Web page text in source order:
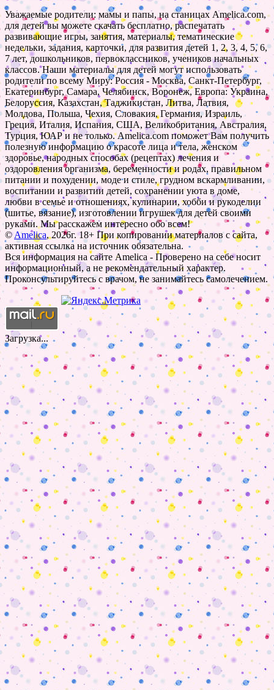
Уважаемые родители: мамы и папы, на станицах Amelica.com,
для детей вы можете скачать бесплатно, распечатать
развивающие игры, занятия, материалы, тематические
недельки, задания, карточки, для развития детей 1, 2, 3, 4, 5, 6,
7 лет, дошкольников, первоклассников, учеников начальных
классов. Наши материалы для детей могут использовать
родители по всему Миру: Россия - Москва, Санкт-Петербург,
Екатеринбург, Самара, Челябинск, Воронеж, Европа: Украина,
Белоруссия, Казахстан, Таджикистан, Литва, Латвия,
Молдова, Польша, Чехия, Словакия, Германия, Израиль,
Греция, Италия, Испания, США, Великобритания, Австралия,
Турция, ЮАР и не только. Amelica.com поможет Вам получить
полезную информацию о красоте лица и тела, женском
здоровье, народных способах (рецептах) лечения и
оздоровления организма, беременности и родах, правильном
питании и похудении, моде и стиле, грудном вскармливании,
воспитании и развитии детей, сохранении уюта в доме,
любви в семье и отношениях, кулинарии, хобби и рукоделии
(шитье, вязание), изготовлении игрушек для детей своими
руками. Мы расскажем интересно обо всем!
©Amelica, 2026г. 18+ При копировании материалов с сайта,
активная ссылка на источник обязательна.
Вся информация на сайте Amelica - Проверено на себе носит
информационный, а не рекомендательный характер.
Проконсультируйтесь с врачом, не занимайтесь самолечением.
Загрузка...